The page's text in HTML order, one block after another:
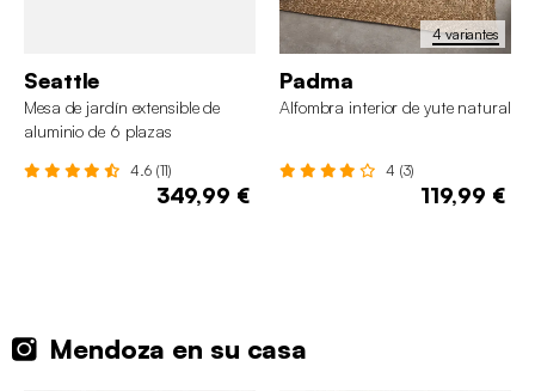
Seattle
Mesa de jardín extensible de
aluminio de 6 plazas
4.6 (11)
349,99 €
4 variantes
Padma
Alfombra interior de yute natural
4 (3)
119,99 €
Mendoza en su casa